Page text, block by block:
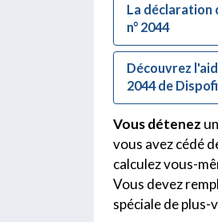
La déclaration
n° 2044
Découvrez
2044 de Dispofi
Vous détenez
vous avez cédé
calculez vous-
Vous devez
spéciale de plus-